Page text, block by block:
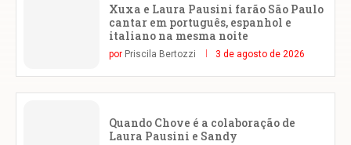
Xuxa e Laura Pausini farão São Paulo
cantar em português, espanhol e
italiano na mesma noite
por Priscila Bertozzi 3 de agosto de 2026
Quando Chove é a colaboração de
Laura Pausini e Sandy